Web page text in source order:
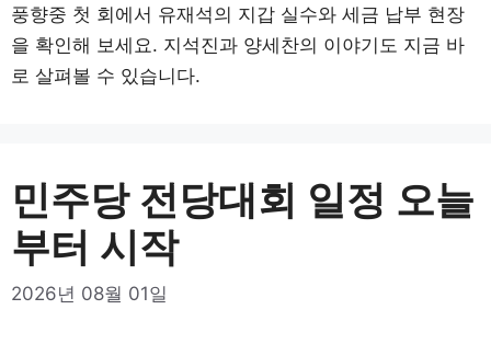
풍향중 첫 회에서 유재석의 지갑 실수와 세금 납부 현장
을 확인해 보세요. 지석진과 양세찬의 이야기도 지금 바
로 살펴볼 수 있습니다.
민주당 전당대회 일정 오늘
부터 시작
2026년 08월 01일